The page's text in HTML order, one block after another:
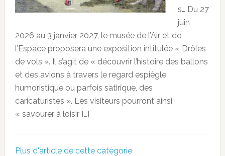
s… Du 27
juin
2026 au 3 janvier 2027, le musée de l’Air et de
l’Espace proposera une exposition intitulée « Drôles
de vols ». Il s’agit de « découvrir l’histoire des ballons
et des avions à travers le regard espiègle,
humoristique ou parfois satirique, des
caricaturistes ». Les visiteurs pourront ainsi
« savourer à loisir […]
Plus d'article de cette catégorie